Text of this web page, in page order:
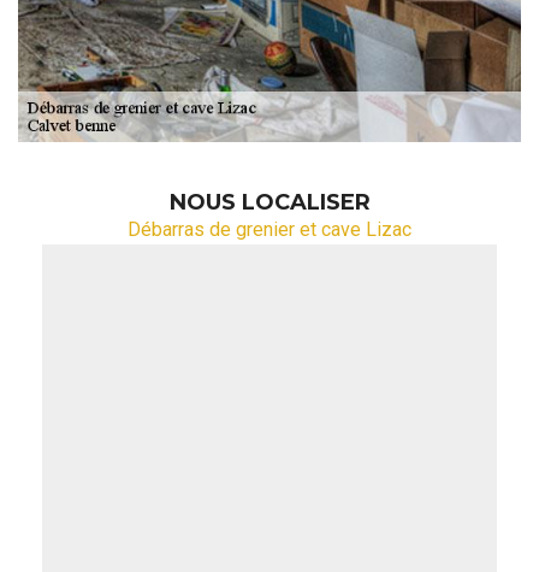
NOUS LOCALISER
Débarras de grenier et cave Lizac